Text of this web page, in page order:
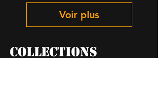
Voir plus
collections